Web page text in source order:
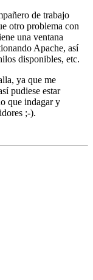
de trabajo
otro problema con
una ventana
Apache, así
disponibles, etc.
ya que me
pudiese estar
que indagar y
;-).